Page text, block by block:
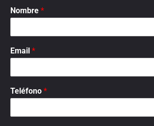
Nombre *
Email *
Teléfono *